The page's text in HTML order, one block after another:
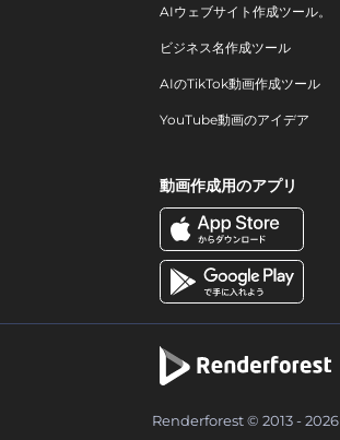
AIウェブサイト作成ツール。
ビジネス名作成ツール
AIのTikTok動画作成ツール
YouTube動画のアイデア
動画作成用のアプリ
Renderforest © 2013 - 2026